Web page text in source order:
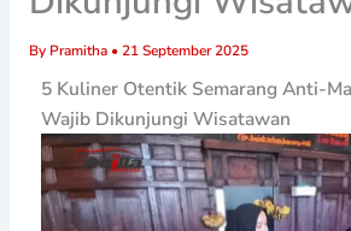
By Pramitha •21 September 2025
5 Kuliner Otentik Semarang Anti-
Wajib Dikunjungi Wisatawan